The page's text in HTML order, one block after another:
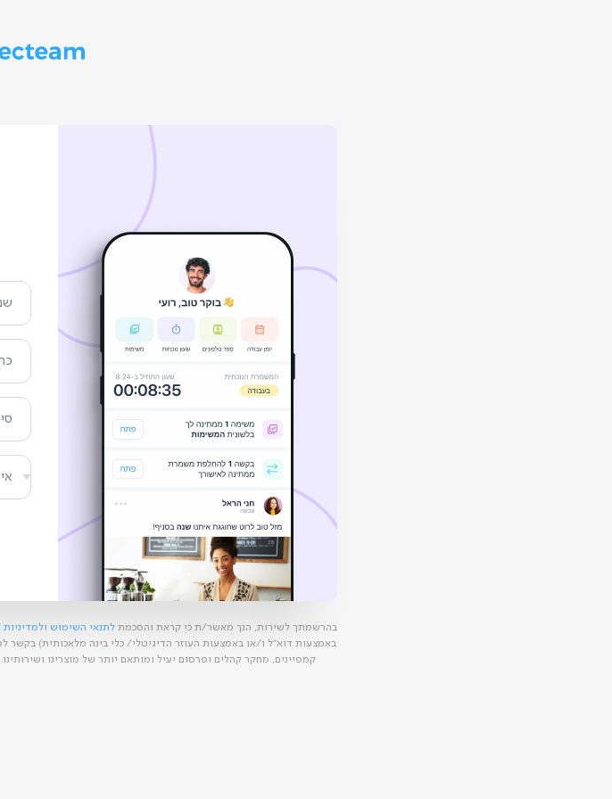
רושמים אותך
בהרשמתך לשירות, הנך מאשר/ת כי קראת והסכמתלתנאי השימוש ו
באמצעות דוא"ל ו/או באמצעות העוזר הדיגיטלי/ כלי בינה מלאכותית) בקשר
קמפיינים, מחקר קהלים ופרסום יעיל ומותאם יותר של מוצרינו